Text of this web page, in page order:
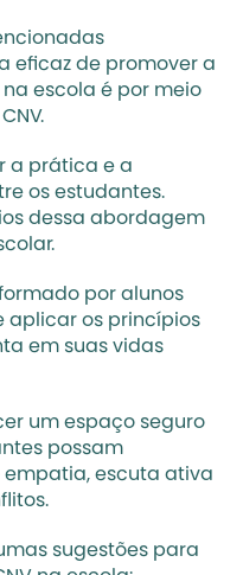
eficaz de promover a
escola é por meio
a prática e a
os estudantes.
dessa abordagem
por alunos
aplicar os princípios
em suas vidas
um espaço seguro
possam
escuta ativa
sugestões para